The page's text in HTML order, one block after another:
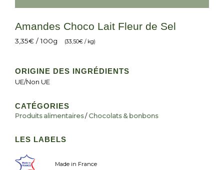
Amandes Choco Lait Fleur de Sel
3,35€ / 100g (33,50€ / kg)
ORIGINE DES INGRÉDIENTS
UE/Non UE
CATÉGORIES
Produits alimentaires/Chocolats & bonbons
LES LABELS
Made in France